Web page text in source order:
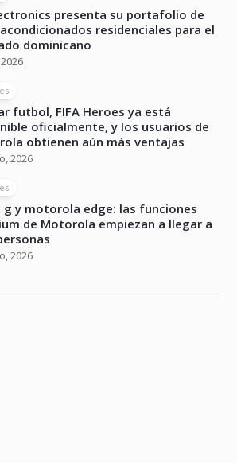
presenta su portafolio de
residenciales para el
dominicano
futbol, FIFA Heroes ya está
oficialmente, y los usuarios de
obtienen aún más ventajas
2026
y motorola edge: las funciones
de Motorola empiezan a llegar a
2026